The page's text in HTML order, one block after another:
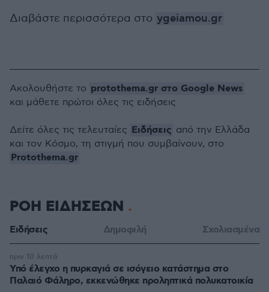
Διαβάστε περισσότερα στο ygeiamou.gr
Ακολουθήστε το protothema.gr στο Google News
και μάθετε πρώτοι όλες τις ειδήσεις
Δείτε όλες τις τελευταίες Ειδήσεις από την Ελλάδα
και τον Κόσμο, τη στιγμή που συμβαίνουν, στο
Protothema.gr
ΡΟΗ ΕΙΔΗΣΕΩΝ
Ειδήσεις Δημοφιλή Σχολιασμένα
Υπό έλεγχο η πυρκαγιά σε ισόγειο κατάστημα στο
Παλαιό Φάληρο, εκκενώθηκε προληπτικά πολυκατοικία
πριν 10 λεπτά